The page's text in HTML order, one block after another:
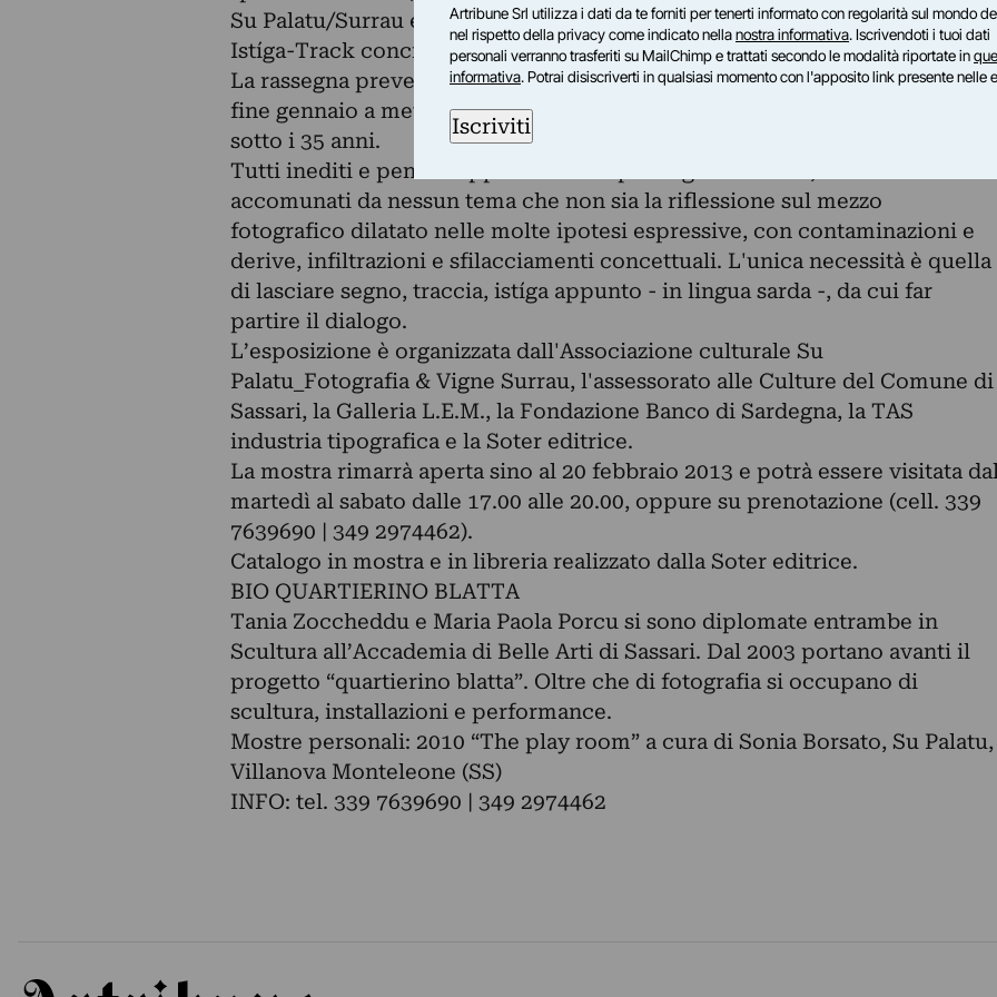
Su Palatu/Surrau e il LEM, invece, sono partner ideali da tempo e con
Istíga-Track concretizzano progetti metabolizzati da anni.
La rassegna prevede una serie di esposizioni personali che andrà avanti da
fine gennaio a metà aprile, con l'avvicendarsi di 5 mostre di giovani autori
sotto i 35 anni.
Tutti inediti e pensati appositamente per la galleria LEM, i lavori non sono
accomunati da nessun tema che non sia la riflessione sul mezzo
fotografico dilatato nelle molte ipotesi espressive, con contaminazioni e
derive, infiltrazioni e sfilacciamenti concettuali. L'unica necessità è quella
di lasciare segno, traccia, istíga appunto - in lingua sarda -, da cui far
partire il dialogo.
L’esposizione è organizzata dall'Associazione culturale Su
Palatu_Fotografia & Vigne Surrau, l'assessorato alle Culture del Comune di
Sassari, la Galleria L.E.M., la Fondazione Banco di Sardegna, la TAS
industria tipografica e la Soter editrice.
La mostra rimarrà aperta sino al 20 febbraio 2013 e potrà essere visitata
martedì al sabato dalle 17.00 alle 20.00, oppure su prenotazione (cell. 339
7639690 | 349 2974462).
Catalogo in mostra e in libreria realizzato dalla Soter editrice.
BIO QUARTIERINO BLATTA
Tania Zoccheddu e Maria Paola Porcu si sono diplomate entrambe in
Scultura all’Accademia di Belle Arti di Sassari. Dal 2003 portano avanti il
progetto “quartierino blatta”. Oltre che di fotografia si occupano di
scultura, installazioni e performance.
Mostre personali: 2010 “The play room” a cura di Sonia Borsato, Su Palatu,
Villanova Monteleone (SS)
INFO: tel. 339 7639690 | 349 2974462
Artribune Srl utilizza i dati da te forniti per tenerti informato con regolarità sul mondo
nel rispetto della privacy come indicato nellanostra informativa. Iscrivendoti i tuoi dati
personali verranno trasferiti su MailChimp e trattati secondo le modalità riportate in
informativa. Potrai disiscriverti in qualsiasi momento con l'apposito link presente nelle
Iscriviti